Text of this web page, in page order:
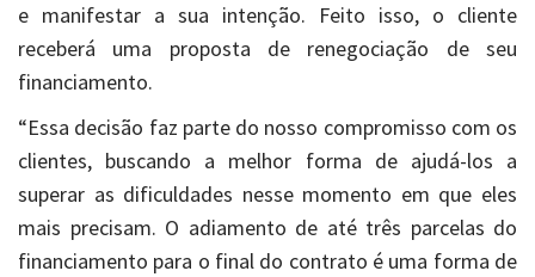
e manifestar a sua intenção. Feito isso, o cliente
receberá uma proposta de renegociação de seu
financiamento.
“Essa decisão faz parte do nosso compromisso com os
clientes, buscando a melhor forma de ajudá-los a
superar as dificuldades nesse momento em que eles
mais precisam. O adiamento de até três parcelas do
financiamento para o final do contrato é uma forma de